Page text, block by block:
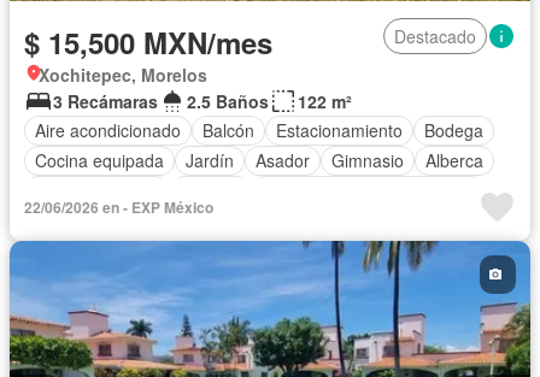
$ 15,500 MXN/mes
Destacado
Xochitepec, Morelos
3 Recámaras
2.5 Baños
122 m²
Aire acondicionado
Balcón Estacionamiento
Bodega
Cocina equipada
Jardín Asador Gimnasio
Alberca
22/06/2026 en - EXP México